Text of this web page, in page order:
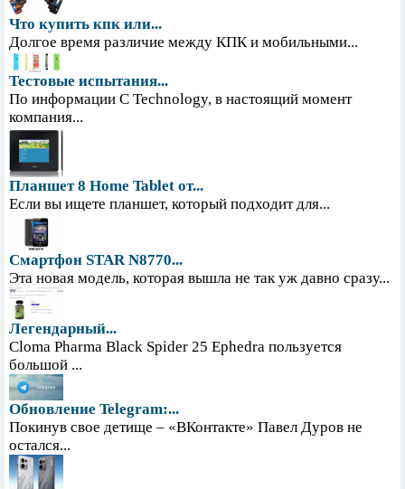
Что купить кпк или...
Долгое время различие между КПК и мобильными...
Тестовые испытания...
По информации С Technology, в настоящий момент
компания...
Планшет 8 Home Tablet от...
Если вы ищете планшет, который подходит для...
Смартфон STAR N8770...
Эта новая модель, которая вышла не так уж давно сразу...
Легендарный...
Cloma Pharma Black Spider 25 Ephedra пользуется
большой ...
Обновление Telegram:...
Покинув свое детище – «ВКонтакте» Павел Дуров не
остался...